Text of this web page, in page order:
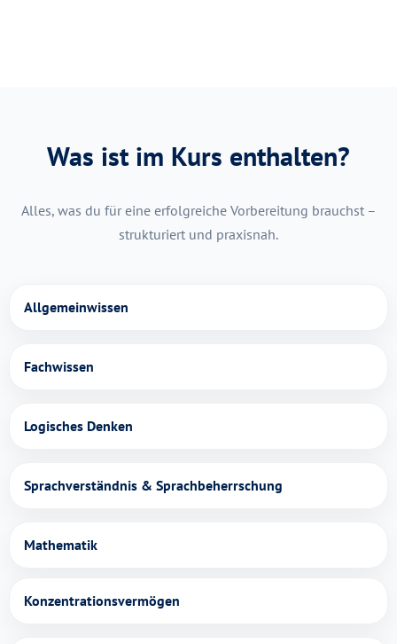
Was ist im Kurs enthalten?
Alles, was du für eine erfolgreiche Vorbereitung brauchst –
strukturiert und praxisnah.
Allgemeinwissen
Fachwissen
Logisches Denken
Sprachverständnis & Sprachbeherrschung
Mathematik
Konzentrationsvermögen